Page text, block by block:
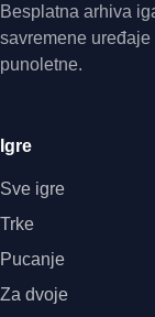
Besplatna arhiva
savremene
punoletne.
Igre
Sve igre
Trke
Pucanje
Za dvoje